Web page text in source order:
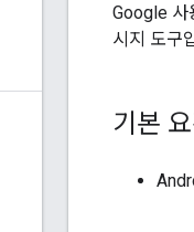
Google 사
시지 도구
기본